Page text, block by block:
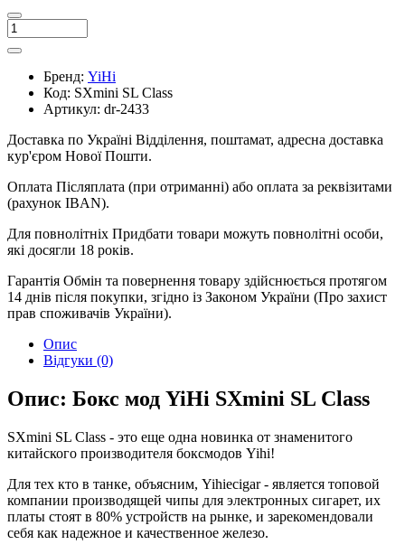
Бренд: YiHi
Код: SXmini SL Class
Артикул: dr-2433
Доставка по Україні Відділення, поштамат, адресна доставка
кур'єром Нової Пошти.
Оплата Післяплата (при отриманні) або оплата за реквізитами
(рахунок IBAN).
Для повнолітніх Придбати товари можуть повнолітні особи,
які досягли 18 років.
Гарантія Обмін та повернення товару здійснюється протягом
14 днів після покупки, згідно із Законом України (Про захист
прав споживачів України).
Опис
Відгуки (0)
Опис: Бокс мод YiHi SXmini SL Class
SXmini SL Class - это еще одна новинка от знаменитого
китайского производителя боксмодов Yihi!
Для тех кто в танке, объясним, Yihiecigar - является топовой
компании производящей чипы для электронных сигарет, их
платы стоят в 80% устройств на рынке, и зарекомендовали
себя как надежное и качественное железо.